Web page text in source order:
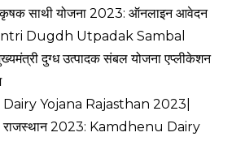
कृषक साथी योजना 2023: ऑनलाइन आवेदन
Dugdh Utpadak Sambal
दुग्ध उत्पादक संबल योजना एप्लीकेशन
Yojana Rajasthan 2023|
राजस्थान 2023: Kamdhenu Dairy